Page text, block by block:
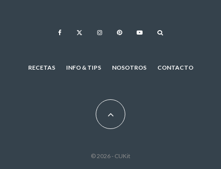
RECETAS INFO & TIPS NOSOTROS CONTACTO
© 2026 - CUKit